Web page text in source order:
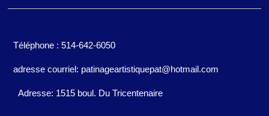
Téléphone : 514-642-6050
adresse courriel: patinageartistiquepat@hotmail.com
Adresse: 1515 boul. Du Tricentenaire